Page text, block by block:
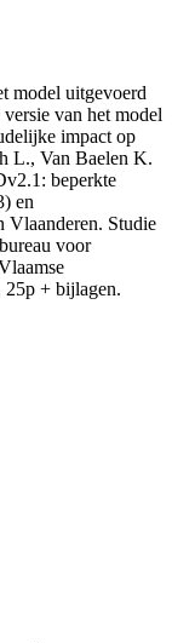
model uitgevoerd
van het model
impact op
L., Van Baelen K.
beperkte
en
Studie
voor
+ bijlagen.